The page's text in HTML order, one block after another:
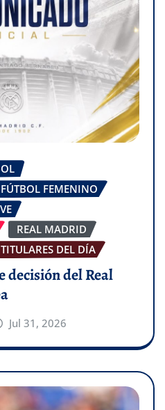
FÚTBOL FEMENINO
REAL MADRID
TITULARES DEL DÍA
del Real
Jul 31, 2026